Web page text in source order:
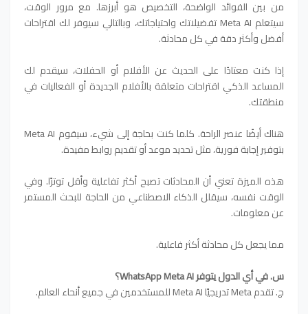
من بين الفوائد الواضحة، التخصيص هو أبرزها. مع مرور الوقت،
سيتعلم Meta AI تفضيلاتك واحتياجاتك، وبالتالي سيوفر لك اقتراحات
أفضل وأكثر دقة في كل محادثة.
إذا كنت معتادًا على الحديث عن الأفلام أو الحفلات، سيقدم لك
المساعد الذكي اقتراحات متعلقة بالأفلام الجديدة أو الفعاليات في
منطقتك.
هناك أيضًا عنصر الراحة. كلما كنت بحاجة إلى شيء، سيقوم Meta AI
بتوفير إجابة فورية، مثل تحديد موعد أو تقديم روابط مفيدة.
هذه الميزة تعني أن المحادثات تصبح أكثر تفاعلية وأقل توترًا. وفي
الوقت نفسه، سيقلل الذكاء الاصطناعي من الحاجة للبحث المستمر
عن معلومات.
مما يجعل كل محادثة أكثر فاعلية.
س. في أي الدول يتوفر WhatsApp Meta AI؟
ج. تقدم Meta تدريجيًا Meta AI للمستخدمين في جميع أنحاء العالم.